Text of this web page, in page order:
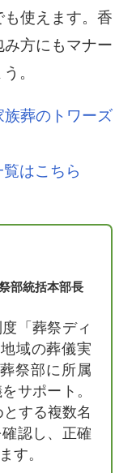
も使えます。香
方にもマナー
。
葬のトワーズ
はこちら
部統括本部長
「葬祭ディ
域の葬儀実
祭部に所属
サポート。
する複数名
認し、正確
す。